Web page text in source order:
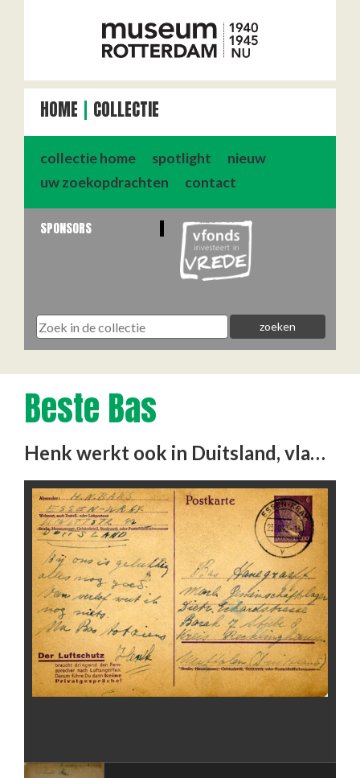
HOME COLLECTIE
collectie home spotlight
nieuw
uw zoekopdrachten
contact
SPONSORS
Beste Bas
Henk werkt ook in Duitsland, vlak bij Bas. Henk vertelt iets over zijn diensten. Klik op de knop transcriptie om …